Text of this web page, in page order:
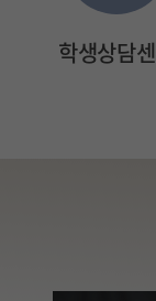
학생상담